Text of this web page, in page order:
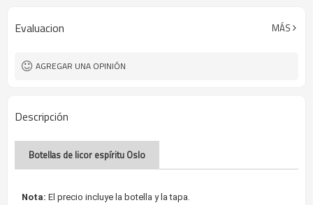
Shangai, Qingdao o Lianyungang
Lugar de origen: Xuzhou, Jiangsu, China
Evaluacion MÁS
AGREGAR UNA OPINIÓN
Descripción
Botellas de licor espíritu Oslo
Nota: El precio incluye la botella y la tapa.